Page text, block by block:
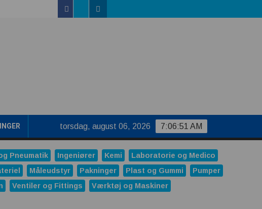
Facebook
TwitterLinkedin
7:06:52 AM
torsdag, august 06, 2026
Pneumatik Ingeniører Kemi
Laboratorie og Medico
Måleudstyr Pakninger Plast og Gummi
Pumper
Ventiler og Fittings
Værktøj og Maskiner